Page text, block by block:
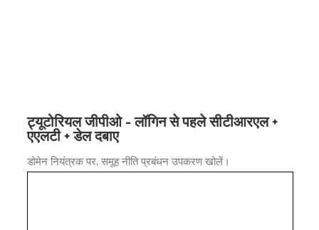
ट्यूटोरियल जीपीओ - लॉगिन से पहले सीटीआरएल +
एएलटी + डेल दबाए
डोमेन नियंत्रक पर, समूह नीति प्रबंधन उपकरण खोलें।